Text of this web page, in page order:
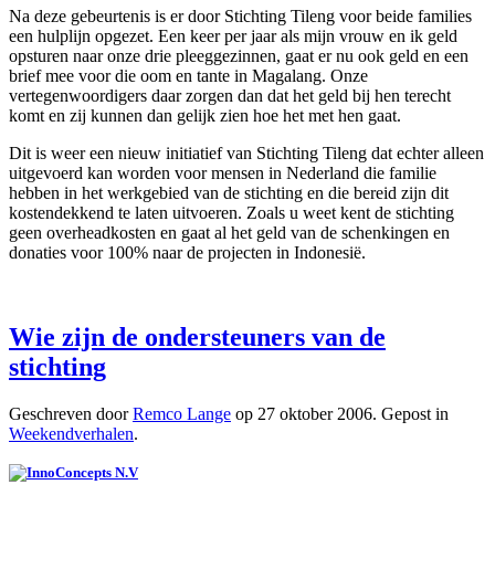
Na deze gebeurtenis is er door Stichting Tileng voor beide families
een hulplijn opgezet. Een keer per jaar als mijn vrouw en ik geld
opsturen naar onze drie pleeggezinnen, gaat er nu ook geld en een
brief mee voor die oom en tante in Magalang. Onze
vertegenwoordigers daar zorgen dan dat het geld bij hen terecht
komt en zij kunnen dan gelijk zien hoe het met hen gaat.
Dit is weer een nieuw initiatief van Stichting Tileng dat echter alleen
uitgevoerd kan worden voor mensen in Nederland die familie
hebben in het werkgebied van de stichting en die bereid zijn dit
kostendekkend te laten uitvoeren. Zoals u weet kent de stichting
geen overheadkosten en gaat al het geld van de schenkingen en
donaties voor 100% naar de projecten in Indonesië.
Wie zijn de ondersteuners van de
stichting
Geschreven doorRemco Lange op 27 oktober 2006. Gepost in
Weekendverhalen.